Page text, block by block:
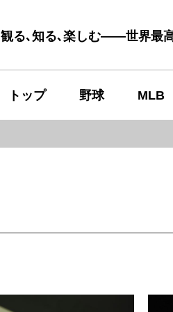
観る､知る､楽しむ――世界最
トップ 野球 MLB